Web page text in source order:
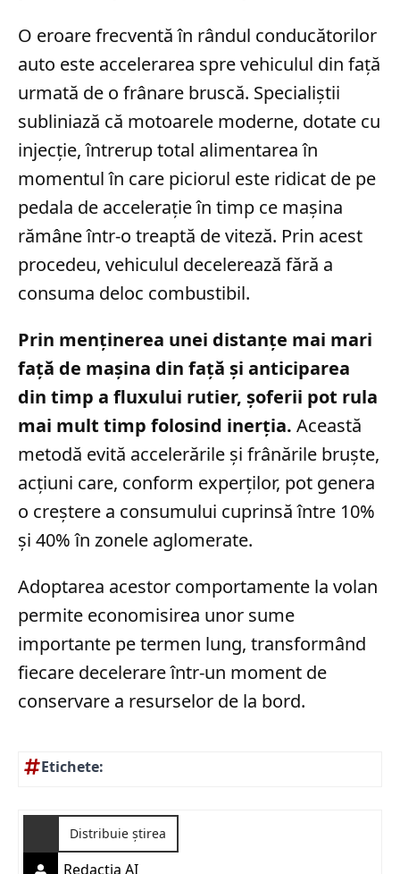
O eroare frecventă în rândul conducătorilor
auto este accelerarea spre vehiculul din față
urmată de o frânare bruscă. Specialiștii
subliniază că motoarele moderne, dotate cu
injecție, întrerup total alimentarea în
momentul în care piciorul este ridicat de pe
pedala de accelerație în timp ce mașina
rămâne într-o treaptă de viteză. Prin acest
procedeu, vehiculul decelerează fără a
consuma deloc combustibil.
Prin menținerea unei distanțe mai mari
față de mașina din față și anticiparea
din timp a fluxului rutier, șoferii pot rula
mai mult timp folosind inerția. Această
metodă evită accelerările și frânările bruște,
acțiuni care, conform experților, pot genera
o creștere a consumului cuprinsă între 10%
și 40% în zonele aglomerate.
Adoptarea acestor comportamente la volan
permite economisirea unor sume
importante pe termen lung, transformând
fiecare decelerare într-un moment de
conservare a resurselor de la bord.
Etichete:
Distribuie știrea
Redactia AI